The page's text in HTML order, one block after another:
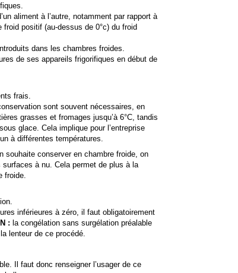
aliment à l’autre, notamment par rapport à
froid positif (au-dessus de 0°c) du froid
dans les chambres froides.
de ses appareils frigorifiques en début de
frais.
sont souvent nécessaires, en
grasses et fromages jusqu’à 6°C, tandis
glace. Cela implique pour l’entreprise
à différentes températures.
souhaite conserver en chambre froide, on
à nu. Cela permet de plus à la
froide.
inférieures à zéro, il faut obligatoirement
: la congélation sans surgélation préalable
lenteur de ce procédé.
Il faut donc renseigner l’usager de ce